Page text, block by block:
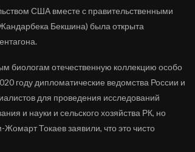
США вместе с правительственными
Жандарбека Бекшина) была открыта
биологам отечественную коллекцию особо
году дипломатические ведомства России и
для проведения исследований
и науки и сельского хозяйства РК, но
Токаев заявили, что это чисто